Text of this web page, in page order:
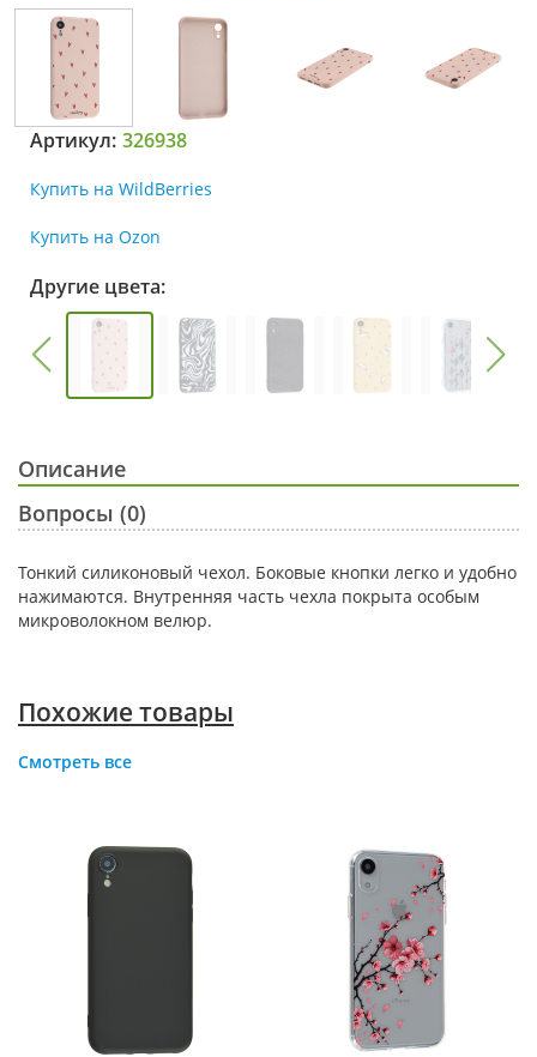
Артикул: 326938
Купить на WildBerries
Купить на Ozon
Другие цвета:
Описание
Вопросы (0)
Тонкий силиконовый чехол. Боковые кнопки легко и удобно
нажимаются. Внутренняя часть чехла покрыта особым
микроволокном велюр.
Похожие товары
Смотреть все